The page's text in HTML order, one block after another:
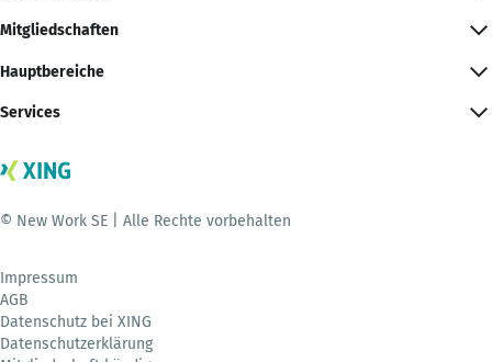
Mitgliedschaften
Hauptbereiche
Services
© New Work SE | Alle Rechte vorbehalten
Impressum
AGB
Datenschutz bei XING
Datenschutzerklärung